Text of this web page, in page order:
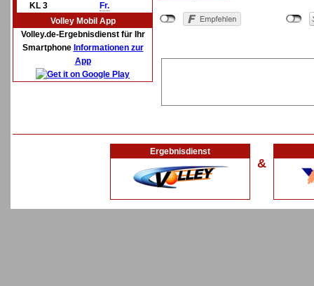
KL 3
Fr.
Volley Mobil App
Volley.de-Ergebnisdienst für Ihr
Smartphone Informationen zur
App
Ergebnisdienst
&